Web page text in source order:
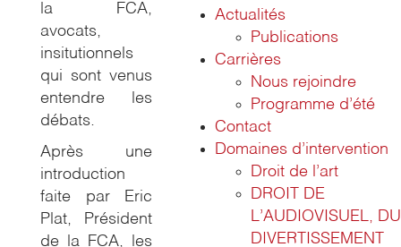
la FCA,
avocats,
insitutionnels
qui sont venus
entendre les
débats.
Après une
introduction
faite par Eric
Plat, Président
de la FCA, les
Actualités
Publications
Carrières
Nous rejoindre
Programme d’été
Contact
Domaines d’intervention
Droit de l’art
DROIT DE
L’AUDIOVISUEL, DU
DIVERTISSEMENT